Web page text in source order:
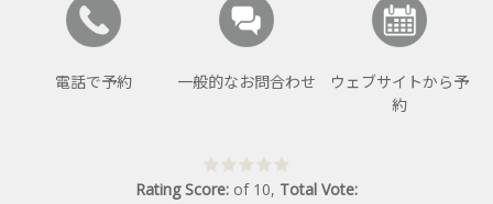
電話で予約 一般的なお問合わせ
ウェブサイトから予
約
Rating Score: of 10, Total Vote: